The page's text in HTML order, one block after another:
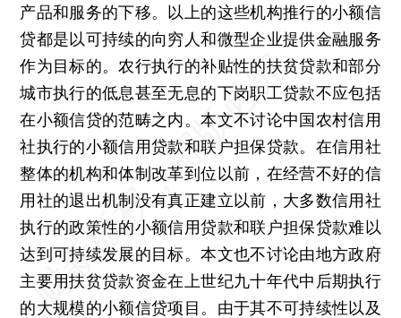
产品和服务的下移。以上的这些机构推行的小额信
贷都是以可持续的向穷人和微型企业提供金融服务
作为目标的。农行执行的补贴性的扶贫贷款和部分
城市执行的低息甚至无息的下岗职工贷款不应包括
在小额信贷的范畴之内。本文不讨论中国农村信用
社执行的小额信用贷款和联户担保贷款。在信用社
整体的机构和体制改革到位以前，在经营不好的信
用社的退出机制没有真正建立以前，大多数信用社
执行的政策性的小额信用贷款和联户担保贷款难以
达到可持续发展的目标。本文也不讨论由地方政府
主要用扶贫贷款资金在上世纪九十年代中后期执行
的大规模的小额信贷项目。由于其不可持续性以及